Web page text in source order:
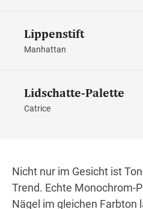
Lippenstift
Manhattan
Lidschatte-Palette
Catrice
Nicht nur im Gesicht ist
Trend. Echte Monochrom-
Nägel im gleichen Farbton